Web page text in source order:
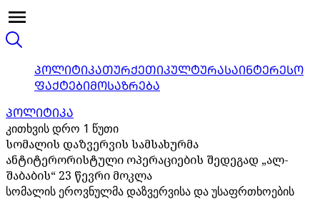
ᲞᲝᲚᲘᲢᲘᲙᲐᲗᲣᲠᲥᲔᲗᲘᲙᲣᲚᲢᲣᲠᲐᲡᲐᲘᲜᲢᲔᲠᲔᲡᲝ
ᲤᲐᲥᲢᲔᲑᲘᲛᲝᲡᲐᲖᲠᲔᲑᲐ
ᲞᲝᲚᲘᲢᲘᲙᲐ
კითხვის დრო 1 წუთი
სომალის დაზვერვის სამსახურმა
ანტიტერორისტული ოპერაციების შედეგად „ალ-
შაბაბის“ 23 წევრი მოკლა
სომალის ეროვნულმა დაზვერვისა და უსაფრთხოების